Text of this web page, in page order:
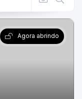
Agora abrindo